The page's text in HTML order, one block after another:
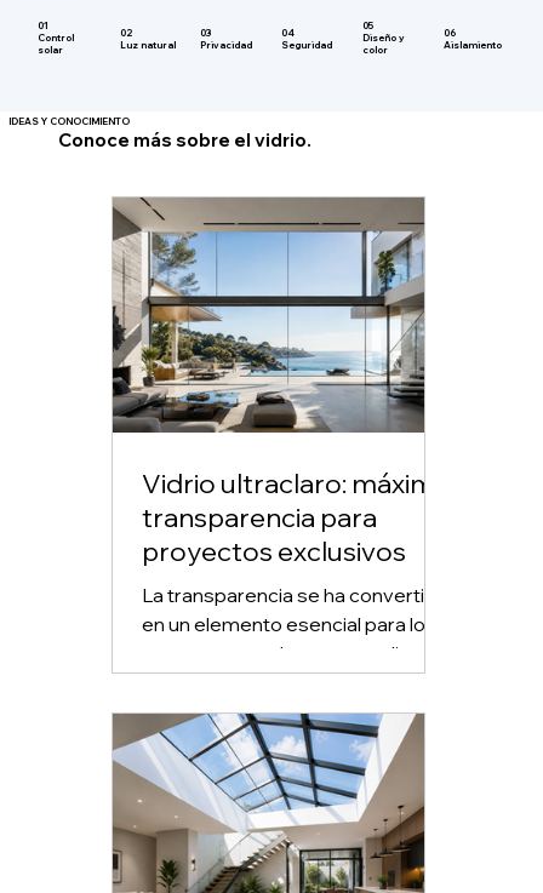
01
Control
solar
02
Luz natural
03
Privacidad
04
Seguridad
05
Diseño y
color
06
Aislamiento
Vidrio ultraclaro: máxima
transparencia para
proyectos exclusivos
La transparencia se ha convertido
en un elemento esencial para los
proyectos que buscan amplitud,
apariencia sofisticada. Dentro de
esta tendencia, el vidrio ultraclaro
destaca por ofrecer una visión
más limpia, colores más naturales
y bordes con una tonalidad verde
considerablemente menor que la
del vidrio claro convencional.
IDEAS Y CONOCIMIENTO
Conoce más sobre el vidrio.